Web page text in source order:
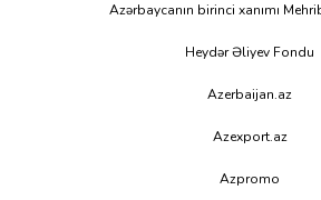
Azərbaycanın birinci xanımı
Heydər Əliyev Fondu
Azerbaijan.az
Azexport.az
Azpromo